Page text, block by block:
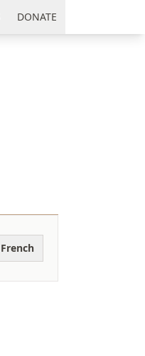
DONATE
French